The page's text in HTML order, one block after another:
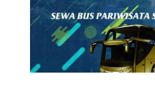
23 Juli 2026
Sewa Bus
Cipayung